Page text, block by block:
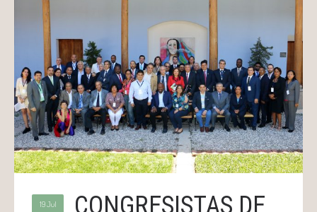
19 Jul CONGRESISTAS DE